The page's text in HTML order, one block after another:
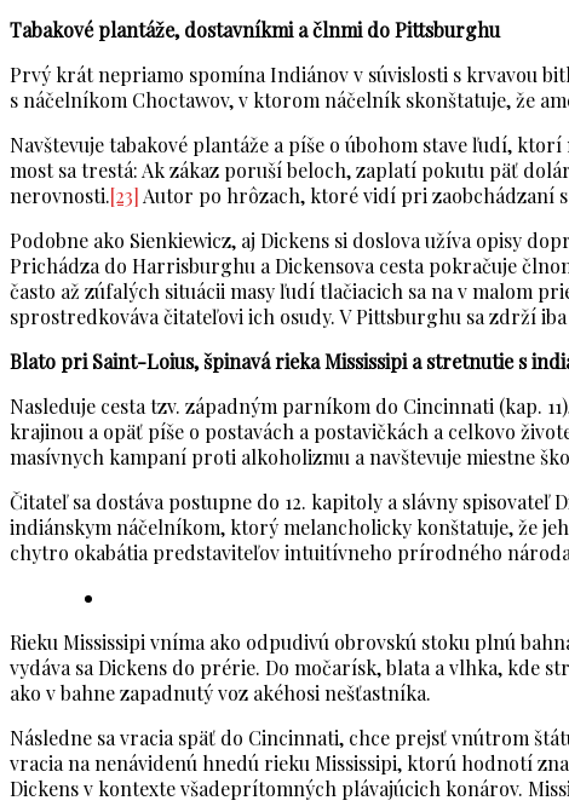
Tabakové plantáže, dostavníkmi a člnmi do Pittsburghu
Prvý krát nepriamo spomína Indiánov v súvislosti s krvavou
s náčelníkom Choctawov, v ktorom náčelník skonštatuje, že
Navštevuje tabakové plantáže a píše o úbohom stave ľudí,
most sa trestá: Ak zákaz poruší beloch, zaplatí pokutu päť
nerovnosti.[23] Autor po hrôzach, ktoré vidí pri zaobchádzaní
Podobne ako Sienkiewicz, aj Dickens si doslova užíva opisy
Prichádza do Harrisburghu a Dickensova cesta pokračuje
často až zúfalých situácii masy ľudí tlačiacich sa na v malom
sprostredkováva čitateľovi ich osudy. V Pittsburghu sa zdrží
Blato pri Saint-Loius, špinavá rieka Mississipi a stretnutie s
Nasleduje cesta tzv. západným parníkom do Cincinnati (kap.
krajinou a opäť píše o postavách a postavičkách a celkovo
masívnych kampaní proti alkoholizmu a navštevuje miestne
Čitateľ sa dostáva postupne do 12. kapitoly a slávny
indiánskym náčelníkom, ktorý melancholicky konštatuje, že
chytro okabátia predstaviteľov intuitívneho prírodného
Rieku Mississipi vníma ako odpudivú obrovskú stoku plnú
vydáva sa Dickens do prérie. Do močarísk, blata a vlhka, kde
ako v bahne zapadnutý voz akéhosi nešťastníka.
Následne sa vracia späť do Cincinnati, chce prejsť vnútrom
vracia na nenávidenú hnedú rieku Mississipi, ktorú hodnotí
Dickens v kontexte všadeprítomných plávajúcich konárov.